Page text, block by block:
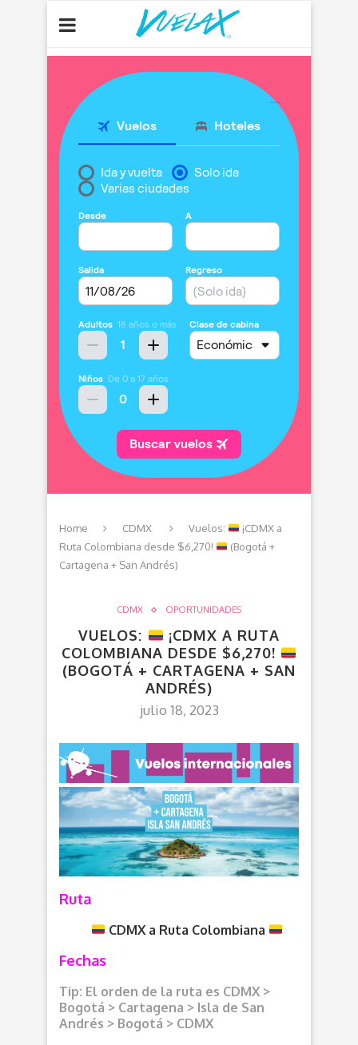
Home CDMX Vuelos:
¡CDMX a
Ruta Colombiana desde $6,270!
(Bogotá +
Cartagena + San Andrés)
CDMX OPORTUNIDADES
VUELOS:
¡CDMX A RUTA
COLOMBIANA DESDE $6,270!
(BOGOTÁ + CARTAGENA + SAN
ANDRÉS)
julio 18, 2023
Ruta
CDMX a Ruta Colombiana
Fechas
Tip: El orden de la ruta es CDMX >
Bogotá > Cartagena > Isla de San
Andrés > Bogotá > CDMX